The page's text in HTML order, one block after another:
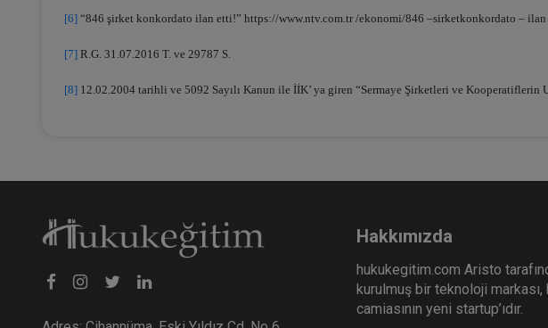
[6] “846 şirket konkordato ilan etti!” https://www.ntv.com.tr /ekonomi/846 –sirketkonkordato –
[7] R.G. 31.07.2016 T. ve 29787 S.
[8] 12.02.2004 tarihli ve 5092 Sayılı Kanun ile İİK’ ya giren “Sermaye Şirketleri ve Kooperatiflerin
Hakkımızda
hukukegitim.com Aristo
kurulmuş bir teknoloji markası,
camiasının yeni startup’ıdır.